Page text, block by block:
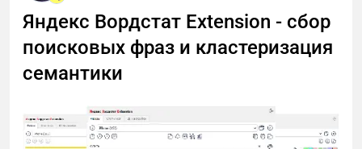
Яндекс Вордстат Extension - сбор
поисковых фраз и кластеризация
семантики